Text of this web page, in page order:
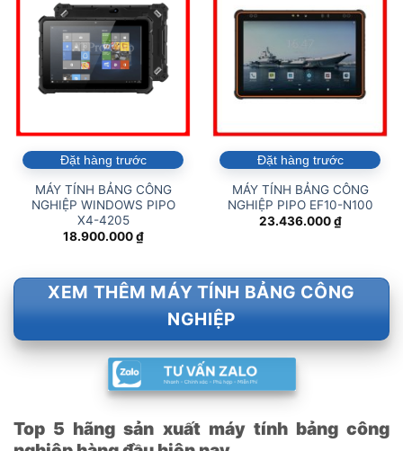
Đặt hàng trước
MÁY TÍNH BẢNG CÔNG
NGHIỆP WINDOWS PIPO
X4-4205
18.900.000₫
Đặt hàng trước
MÁY TÍNH BẢNG CÔNG
NGHIỆP PIPO EF10-N100
23.436.000₫
XEM THÊM MÁY TÍNH BẢNG CÔNG
NGHIỆP
Top 5 hãng sản xuất máy tính bảng công